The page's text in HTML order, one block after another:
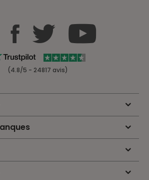
(4.8/5 - 24817 avis)